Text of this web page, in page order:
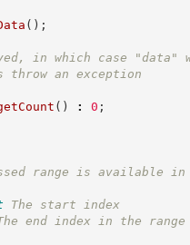
( ) ;
in which case
throw an exception
( ) : 0 ;
range is available in
The start index
end index in the range